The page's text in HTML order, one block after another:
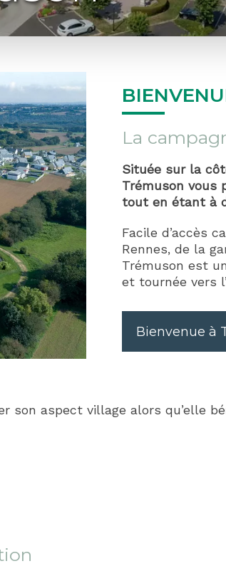
La
Située sur la
Trémuson vous
tout en étant à
Facile d’accès
Rennes, de la
Trémuson est
et tournée vers
Bienvenue à
son aspect village alors qu’elle